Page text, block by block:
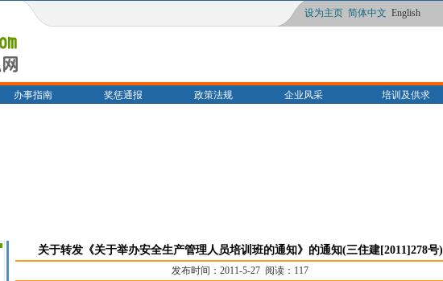
设为主页 简体中文 English
办事指南 奖惩通报 政策法规 企业风采 培训及供求
关于转发《关于举办安全生产管理人员培训班的通知》的通知(三住建[2011]278号)
发布时间：2011-5-27 阅读：117